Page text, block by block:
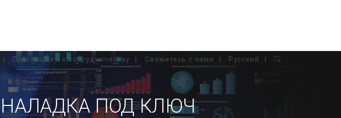
Приглашаем к сотрудничеству Свяжитесь с нами Русский
ПОД КЛЮЧ